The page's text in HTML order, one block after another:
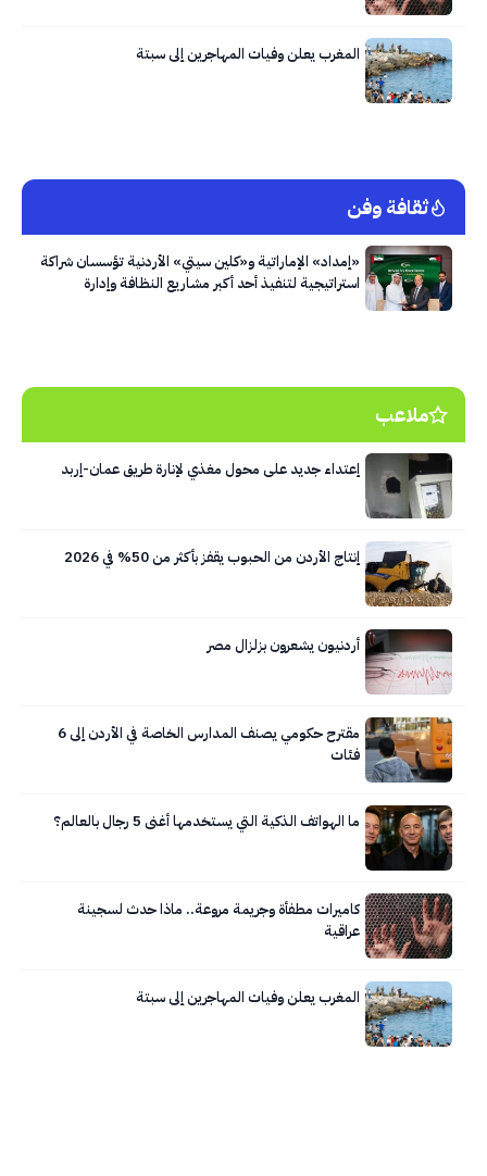
المغرب يعلن وفيات المهاجرين إلى سبتة
ثقافة وفن
«إمداد» الإماراتية و«كلين سيتي» الأردنية تؤسسان شراكة
استراتيجية لتنفيذ أحد أكبر مشاريع النظافة وإدارة
ملاعب
إعتداء جديد على محول مغذي لإنارة طريق عمان-إربد
إنتاج الأردن من الحبوب يقفز بأكثر من 50% في 2026
أردنيون يشعرون بزلزال مصر
مقترح حكومي يصنف المدارس الخاصة في الأردن إلى 6
فئات
ما الهواتف الذكية التي يستخدمها أغنى 5 رجال بالعالم؟
كاميرات مطفأة وجريمة مروعة.. ماذا حدث لسجينة
عراقية
المغرب يعلن وفيات المهاجرين إلى سبتة